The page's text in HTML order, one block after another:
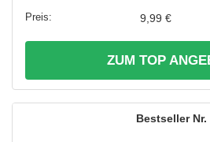
9,99 €
ZUM TOP